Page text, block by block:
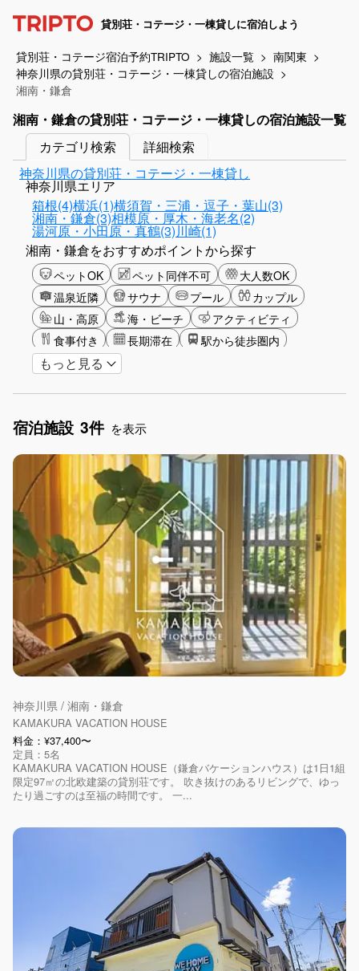
貸別荘・コテージ・一棟貸しに宿泊しよう
貸別荘・コテージ宿泊予約TRIPTO 施設一覧
南関東
神奈川県の貸別荘・コテージ・一棟貸しの宿泊施設
湘南・鎌倉
湘南・鎌倉の貸別荘・コテージ・一棟貸しの宿泊施設一覧
カテゴリ検索
詳細検索
神奈川県の貸別荘・コテージ・一棟貸し
神奈川県エリア
箱根(4)横浜(1)横須賀・三浦・逗子・葉山(3)
湘南・鎌倉(3)相模原・厚木・海老名(2)
湯河原・小田原・真鶴(3)川崎(1)
湘南・鎌倉をおすすめポイントから探す
ペットOK ペット同伴不可
大人数OK
温泉近隣
サウナ プール
カップル
山・高原
海・ビーチ
アクティビティ
食事付き
長期滞在
駅から徒歩圏内
手持ち花火OK
もっと見る
宿泊施設 3件 を表示
神奈川県 / 湘南・鎌倉
​KAMAKURA VACATION HOUSE
料金：¥37,400〜
定員：5名
​KAMAKURA VACATION HOUSE（鎌倉バケーションハウス）は1日1組
限定97㎡の北欧建築の貸別荘です。 吹き抜けのあるリビングで、ゆっ
たり過ごすのは至福の時間です。 一...